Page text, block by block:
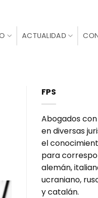
ACTUALIDAD
FPS
Abogados
en diversas
el
para
alemán,
ucraniano,
y catalán.